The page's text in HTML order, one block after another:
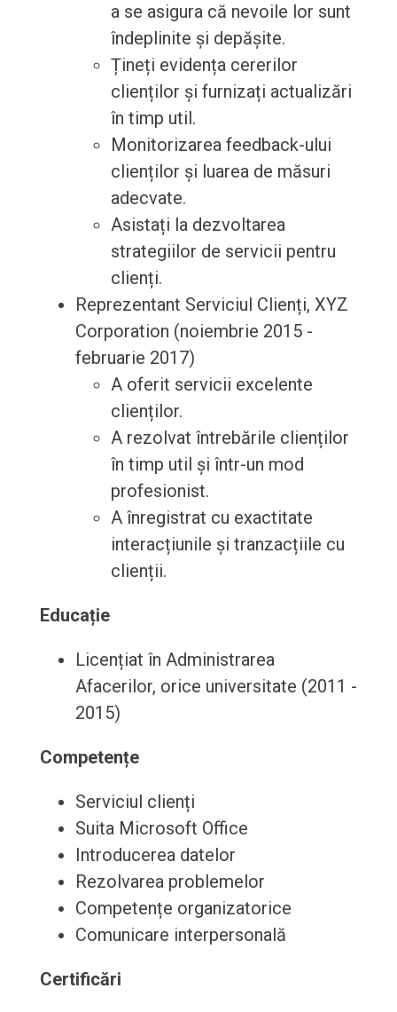
a se asigura că nevoile lor sunt
îndeplinite și depășite.
Țineți evidența cererilor
clienților și furnizați actualizări
în timp util.
Monitorizarea feedback-ului
clienților și luarea de măsuri
adecvate.
Asistați la dezvoltarea
strategiilor de servicii pentru
clienți.
Reprezentant Serviciul Clienți, XYZ
Corporation (noiembrie 2015 -
februarie 2017)
A oferit servicii excelente
clienților.
A rezolvat întrebările clienților
în timp util și într-un mod
profesionist.
A înregistrat cu exactitate
interacțiunile și tranzacțiile cu
clienții.
Educație
Licențiat în Administrarea
Afacerilor, orice universitate (2011 -
2015)
Competențe
Serviciul clienți
Suita Microsoft Office
Introducerea datelor
Rezolvarea problemelor
Competențe organizatorice
Comunicare interpersonală
Certificări